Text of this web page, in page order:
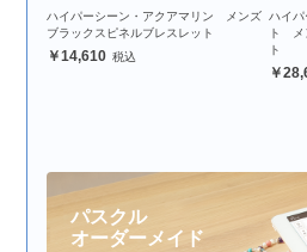
ハイパーシーン・アクアマリン メンズ
ブラックスピネルブレスレット
14,610
ハイパ
ト メ
ト
パスクル
オーダーメイド